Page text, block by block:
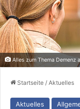
Alles zum Thema Demenz
Startseite / Aktuelles
Aktuelles